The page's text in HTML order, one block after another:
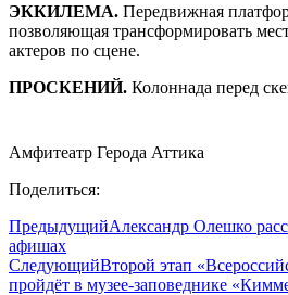
ЭККИЛЕМА. Передвижная
позволяющая трансформировать
актеров по сцене.
ПРОСКЕНИЙ. Колоннада перед
Амфитеатр Герода Аттика
Поделиться:
ПредыдущийАлександр Олешко
афишах
СледующийВторой этап
пройдёт в музее-заповеднике